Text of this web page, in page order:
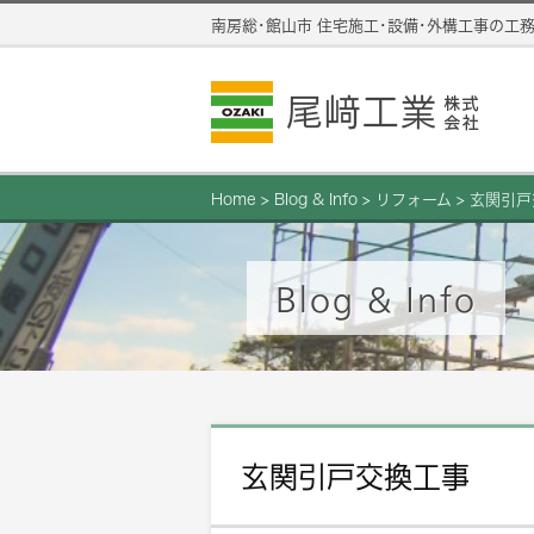
南房総･館山市 住宅施工･設備･外構工事の工
Home > Blog & Info > リフォーム > 玄関引
Blog & Info
玄関引戸交換工事